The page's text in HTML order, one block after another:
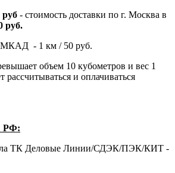
руб - стоимость доставки по г. Москва в
руб.
МКАД - 1 км / 50 руб.
объем 10 кубометров и вес 1
рассчитываться и оплачиваться
РФ:
ТК Деловые Линии/СДЭК/ПЭК/КИТ -